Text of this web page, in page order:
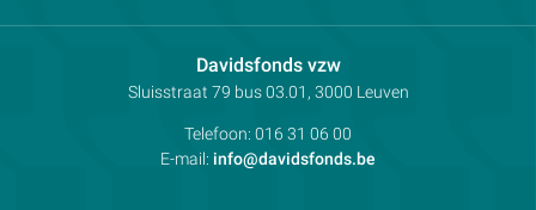
Davidsfonds vzwContactpersoon:
Adres:
Sluisstraat 79 bus 03.01, 3000 Leuven
Telefoon: 016 31 06 00
E-mail: info@davidsfonds.be